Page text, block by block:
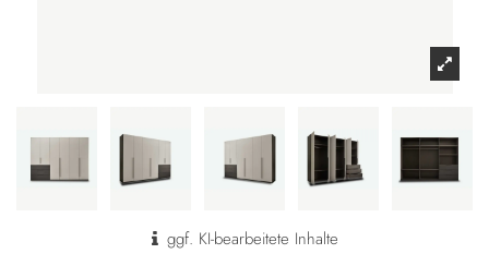
ggf. KI-bearbeitete Inhalte